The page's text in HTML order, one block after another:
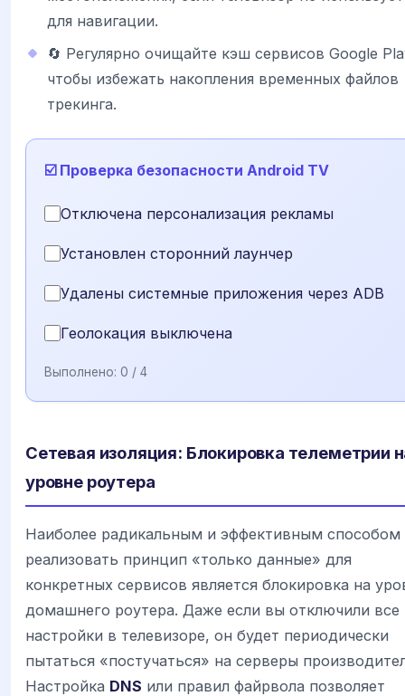
для навигации.
🔄 Регулярно очищайте кэш сервисов Google
чтобы избежать накопления временных файлов
трекинга.
☑️ Проверка безопасности Android TV
Отключена персонализация рекламы
Установлен сторонний лаунчер
Удалены системные приложения через ADB
Геолокация выключена
Выполнено: 0 / 4
Сетевая изоляция: Блокировка телеметрии
уровне роутера
Наиболее радикальным и эффективным способом
реализовать принцип «только данные» для
конкретных сервисов является блокировка на
домашнего роутера. Даже если вы отключили все
настройки в телевизоре, он будет периодически
пытаться «постучаться» на серверы
Настройка DNS или правил файрвола позволяет